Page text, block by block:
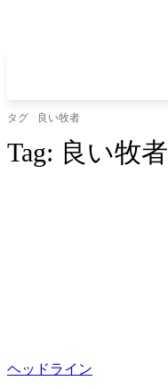
タグ 良い牧者
Tag: 良い牧者
ヘッドライン